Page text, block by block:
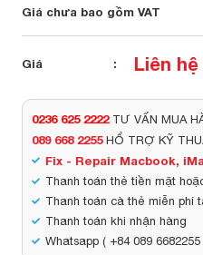
Giá chưa bao gồm VAT
Giá Liên hệ
0236 625 2222 TƯ VẤN MUA
089 668 2255HỔ TRỢ KỸ
Fix - Repair Macbook,
Thanh toán thẻ tiền mặt
Thanh toán cà thẻ miễn phí
Thanh toán khi nhận hàng
Whatsapp ( +84 089